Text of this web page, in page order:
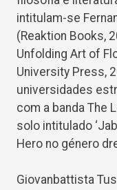
intitulam-se
(Reaktion Books,
Unfolding Art of
University Press,
universidades
com a banda The
solo intitulado
Hero no género
Giovanbattista